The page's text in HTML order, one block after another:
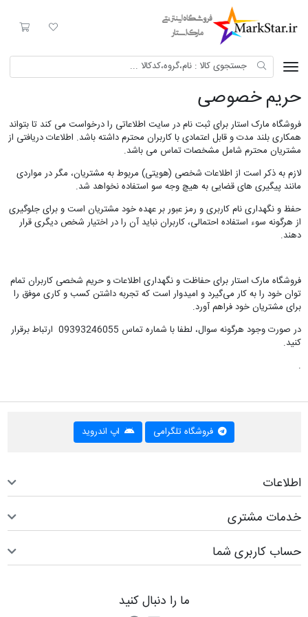
لیست مورد
سبد
حریم خصوصی
فروشگاه مارک استار برای ثبت نام در سایت اطلاعاتی را درخواست می کند تا بتواند
همکاری بلند مدت و قابل اعتمادی با کاربران محترم داشته باشد. اطلاعات دریافتی از
مشتریان محترم شامل مشخصات تماس می باشد.
لازم به ذکر است از اطلاعات شخصی (هویتی) مربوط به مشتریان، مگر در مواردی
مانند پیگیری های قضایی به هیچ وجه سو استفاده نخواهد شد.
حفظ و نگهداری نام کاربری و رمز عبور بر عهده خود مشتریان است و برای جلوگیری
از هرگونه سوء استفاده احتمالی، کاربران نباید آن را در اختیار شخص دیگری قرار
دهند.
فروشگاه مارک استار برای حفاظت و نگهداری اطلاعات و حریم شخصی کاربران تمام
توان خود را به کار می‌گیرد و امیدوار است که تجربه داشتن کسب و کاری موفق را
برای مشتریان خود فراهم آورد.
در صورت وجود هرگونه سوال، لطفا با شماره تماس 09393246055 ارتباط برقرار
کنید.
.
فروشگاه تلگرامی اپ اندروید
اطلاعات
خدمات مشتری
حساب کاربری شما
ما را دنبال کنید